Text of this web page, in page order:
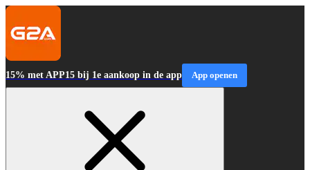
15% met APP15 bij 1e aankoop in de app App openen